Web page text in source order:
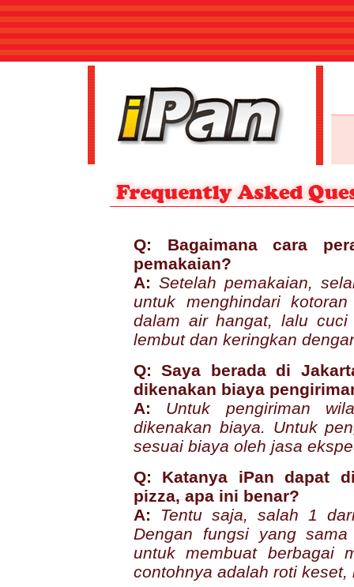
Q: Bagaimana cara
pemakaian?
A: Setelah pemakaian,
untuk menghindari
dalam air hangat, lalu
lembut dan keringkan
Q: Saya berada di
dikenakan biaya
A:
Untuk pengiriman
dikenakan biaya. Untuk
sesuai biaya oleh jasa
Q: Katanya iPan dapat
pizza, apa ini benar?
A:
Tentu saja, salah 1
Dengan fungsi yang
untuk membuat berbagai
contohnya adalah roti